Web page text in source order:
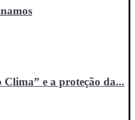
Clima” e a proteção da...